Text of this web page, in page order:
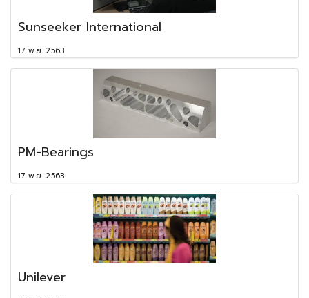
Sunseeker International
17 พ.ย. 2563
PM-Bearings
17 พ.ย. 2563
Unilever